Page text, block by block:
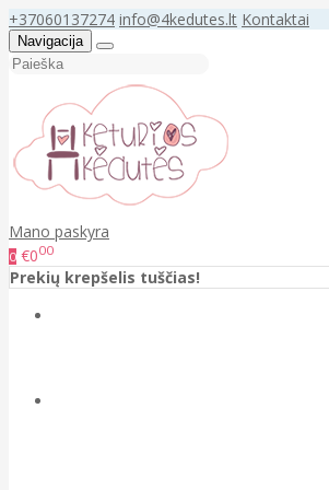
+37060137274 info@4kedutes.lt Kontaktai
Navigacija
Mano paskyra
0 €000
Prekių krepšelis tuščias!